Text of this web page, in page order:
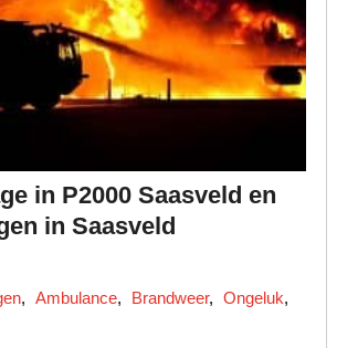
in P2000 Saasveld en
in Saasveld
, Ambulance, Brandweer, Ongeluk,